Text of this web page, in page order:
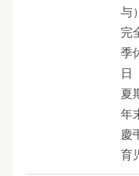
与）
完
季
日
夏
年
慶
育